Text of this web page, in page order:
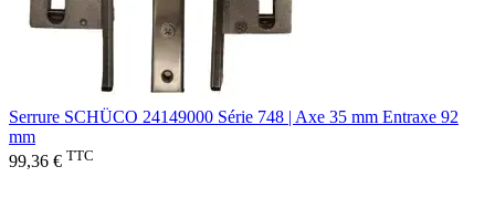
Serrure SCHÜCO 24149000 Série 748 | Axe 35 mm Entraxe 92
mm
99,36 € TTC